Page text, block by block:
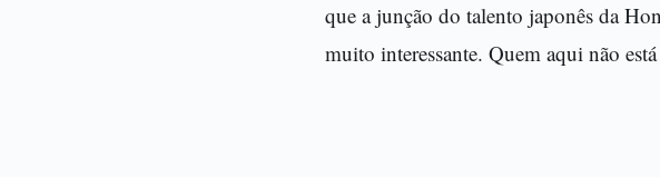
que a junção do talento japonês da
muito interessante. Quem aqui não